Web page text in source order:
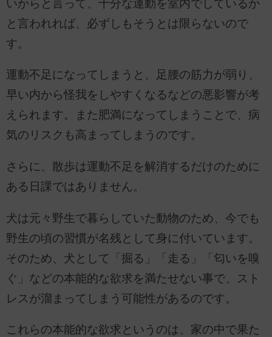
いからと言って、十分な運動を室内でしているか
と言われれば、必ずしもそうとは限らないので
す。
運動不足になってしまうと、足腰の筋力が弱り、
早い内から怪我をしやすくなるなどの悪影響が考
えられます。また肥満になってしまうことで、病
気のリスクも高まってしまうのです。
さらに、散歩は運動不足を解消するだけのために
ある日課ではありません。
犬は元々野生で暮らしていた動物のため、今でも
野生の頃の習慣が名残として身に付いています。
そのため、犬として「掘る」「走る」「匂いを嗅
ぐ」などの本能的な欲求を満たせない事で、スト
レスが溜まってしまう可能性があるのです。
これらの本能的な欲求というのは、家の中で果た